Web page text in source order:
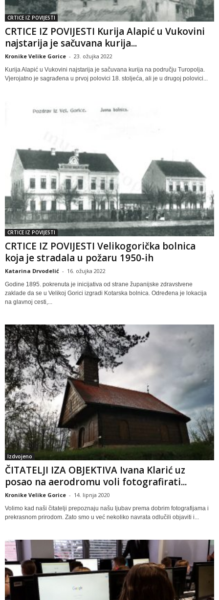
CRTICE IZ POVIJESTI
CRTICE IZ POVIJESTI Kurija Alapić u Vukovini
najstarija je sačuvana kurija...
Kronike Velike Gorice - 23. ožujka 2022
Kurija Alapić u Vukovini najstarija je sačuvana kurija na području Turopolja.
Vjerojatno je sagrađena u prvoj polovici 18. stoljeća, ali je u drugoj polovici...
CRTICE IZ POVIJESTI
CRTICE IZ POVIJESTI Velikogorička bolnica
koja je stradala u požaru 1950-ih
Katarina Drvodelić - 16. ožujka 2022
Godine 1895. pokrenuta je inicijativa od strane županijske zdravstvene
zaklade da se u Velikoj Gorici izgradi Kotarska bolnica. Određena je lokacija
na glavnoj cesti,...
Izdvojeno
ČITATELJI IZA OBJEKTIVA Ivana Klarić uz
posao na aerodromu voli fotografirati...
Kronike Velike Gorice - 14. lipnja 2020
Volimo kad naši čitatelji prepoznaju našu ljubav prema dobrim fotografijama i
prekrasnom prirodom. Zato smo u već nekoliko navrata odlučili objaviti i...